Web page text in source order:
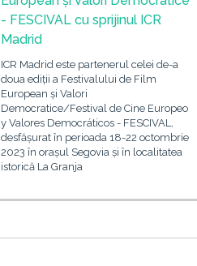
- FESCIVAL cu sprijinul ICR
Madrid
ICR Madrid este partenerul celei de-a
doua ediții a Festivalului de Film
European și Valori
Democratice/Festival de Cine Europeo
y Valores Democráticos - FESCIVAL,
desfășurat în perioada 18-22 octombrie
2023 în orașul Segovia și în localitatea
istorică La Granja